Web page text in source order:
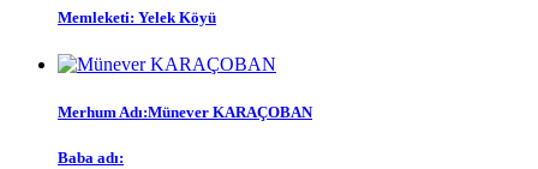
Memleketi: Yelek Köyü
Merhum Adı:Münever KARAÇOBAN
Baba adı: